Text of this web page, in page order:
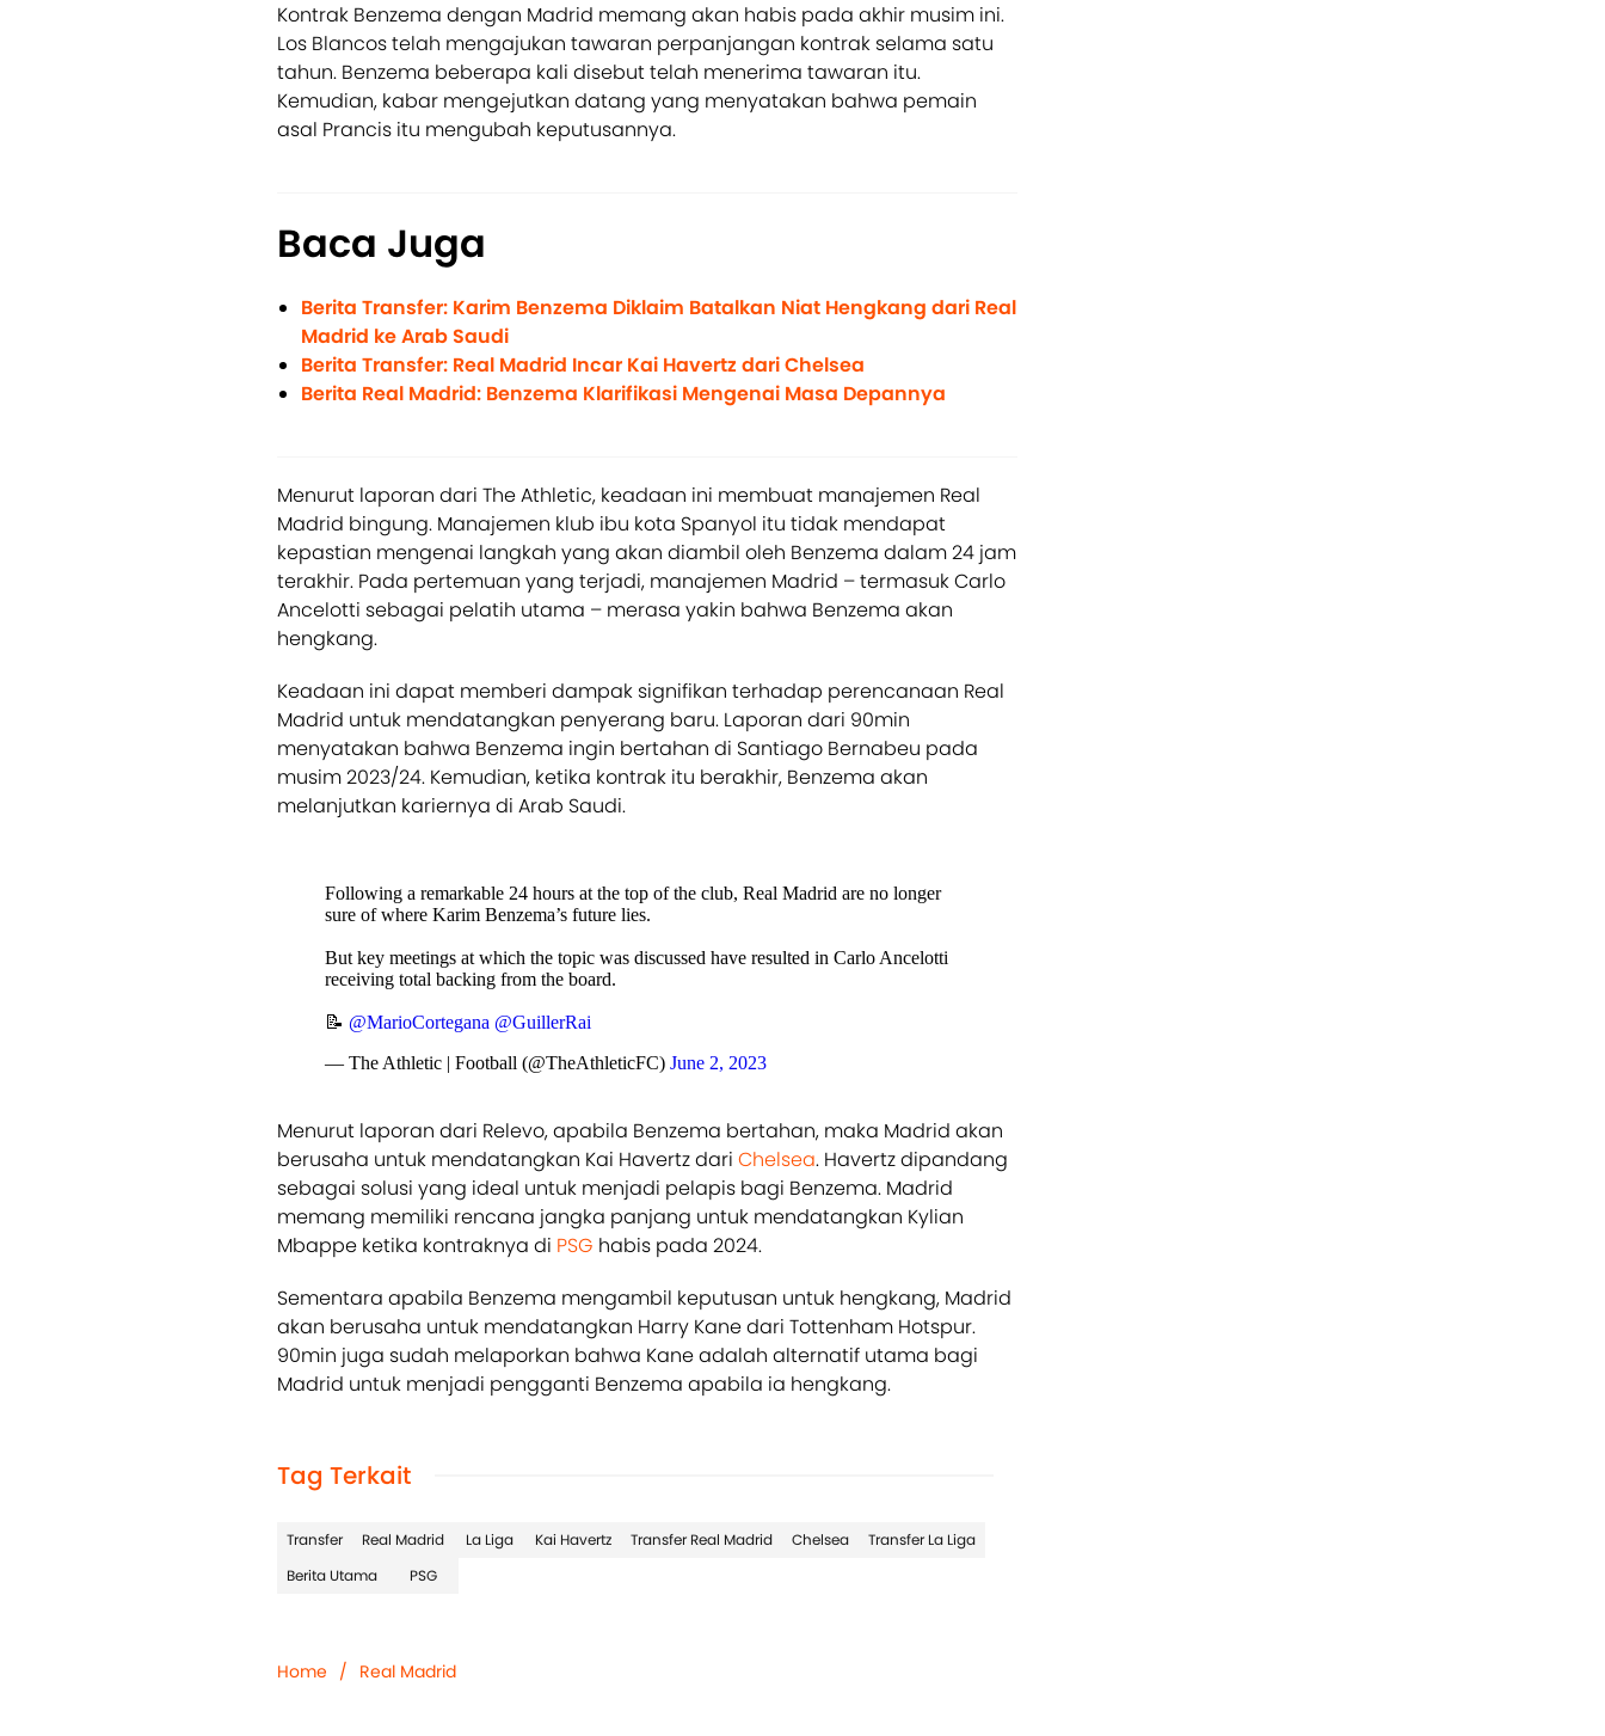
Kontrak Benzema dengan Madrid memang akan habis pada akhir musim ini.
Los Blancos telah mengajukan tawaran perpanjangan kontrak selama satu
tahun. Benzema beberapa kali disebut telah menerima tawaran itu.
Kemudian, kabar mengejutkan datang yang menyatakan bahwa pemain
asal Prancis itu mengubah keputusannya.
Baca Juga
Berita Transfer: Karim Benzema Diklaim Batalkan Niat Hengkang dari Real
Madrid ke Arab Saudi
Berita Transfer: Real Madrid Incar Kai Havertz dari Chelsea
Berita Real Madrid: Benzema Klarifikasi Mengenai Masa Depannya
Menurut laporan dari The Athletic, keadaan ini membuat manajemen Real
Madrid bingung. Manajemen klub ibu kota Spanyol itu tidak mendapat
kepastian mengenai langkah yang akan diambil oleh Benzema dalam 24 jam
terakhir. Pada pertemuan yang terjadi, manajemen Madrid – termasuk Carlo
Ancelotti sebagai pelatih utama – merasa yakin bahwa Benzema akan
hengkang.
Keadaan ini dapat memberi dampak signifikan terhadap perencanaan Real
Madrid untuk mendatangkan penyerang baru. Laporan dari 90min
menyatakan bahwa Benzema ingin bertahan di Santiago Bernabeu pada
musim 2023/24. Kemudian, ketika kontrak itu berakhir, Benzema akan
melanjutkan kariernya di Arab Saudi.
Following a remarkable 24 hours at the top of the club, Real Madrid are no longer
sure of where Karim Benzema’s future lies.
But key meetings at which the topic was discussed have resulted in Carlo Ancelotti
receiving total backing from the board.
📝 @MarioCortegana @GuillerRai
— The Athletic | Football (@TheAthleticFC) June 2, 2023
Menurut laporan dari Relevo, apabila Benzema bertahan, maka Madrid akan
berusaha untuk mendatangkan Kai Havertz dari Chelsea. Havertz dipandang
sebagai solusi yang ideal untuk menjadi pelapis bagi Benzema. Madrid
memang memiliki rencana jangka panjang untuk mendatangkan Kylian
Mbappe ketika kontraknya di PSG habis pada 2024.
Sementara apabila Benzema mengambil keputusan untuk hengkang, Madrid
akan berusaha untuk mendatangkan Harry Kane dari Tottenham Hotspur.
90min juga sudah melaporkan bahwa Kane adalah alternatif utama bagi
Madrid untuk menjadi pengganti Benzema apabila ia hengkang.
Tag Terkait
Transfer Real Madrid La Liga Kai Havertz Transfer Real Madrid Chelsea
Transfer La Liga
Berita Utama
PSG
Home / Real Madrid